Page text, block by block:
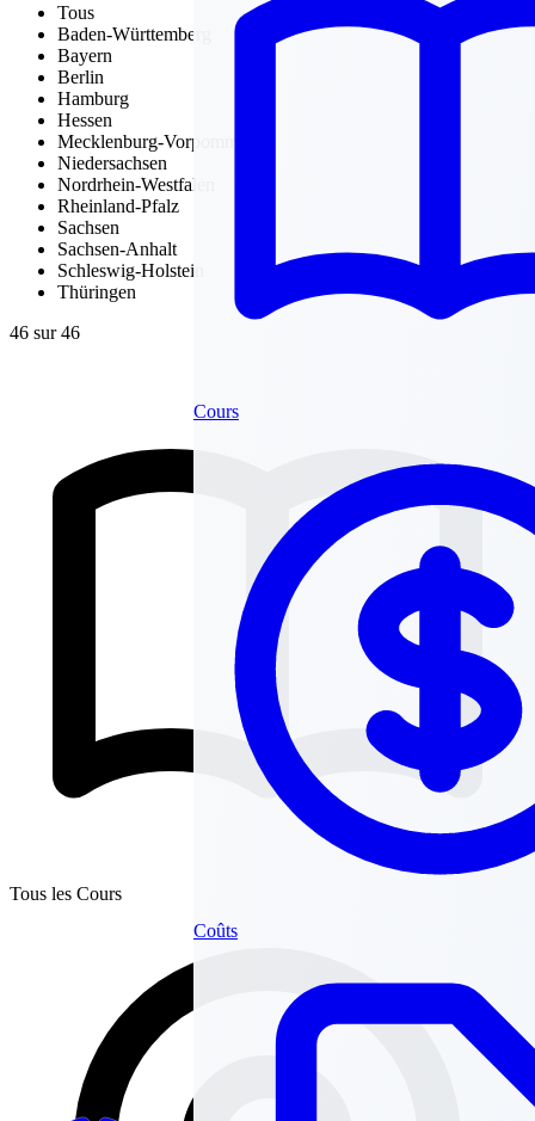
Cours
Coûts
Tous
Baden-Württemberg
Bayern
Berlin
Hamburg
Hessen
Mecklenburg-Vorpommern
Niedersachsen
Nordrhein-Westfalen
Rheinland-Pfalz
Sachsen
Sachsen-Anhalt
Schleswig-Holstein
Thüringen
46 sur 46
Tous les Cours